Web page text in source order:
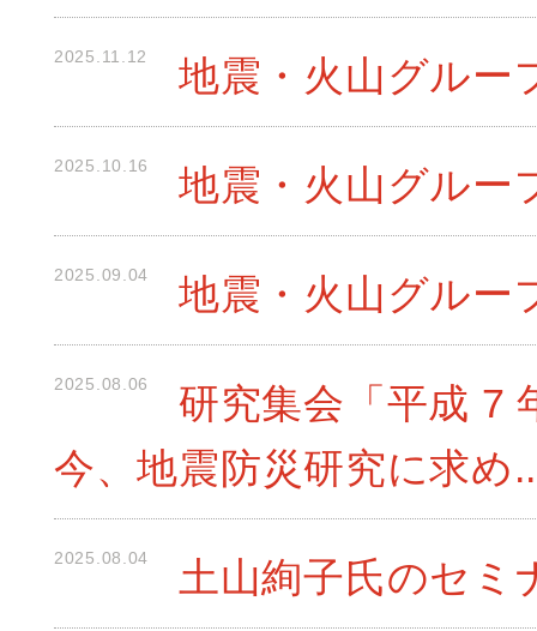
2025.11.12 地震・火山グルー
2025.10.16 地震・火山グルー
2025.09.04 地震・火山グルー
2025.08.06
研究集会「平成 7
今、地震防災研究に求め
2025.08.04 土山絢子氏のセミ